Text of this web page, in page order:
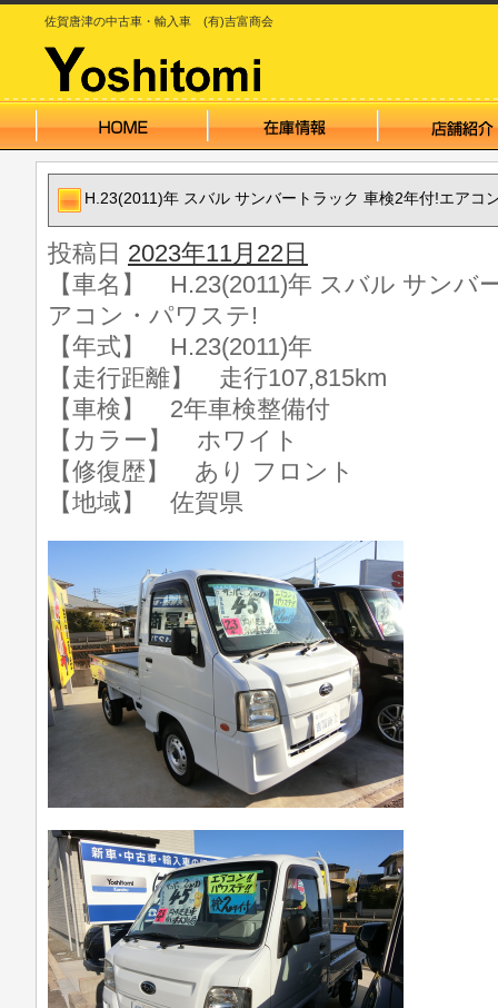
佐賀唐津の中古車・輸入車 (有)吉富商会
H.23(2011)年 スバル サンバートラック 車検2年付!エアコ
投稿日 2023年11月22日
【車名】 H.23(2011)年 スバル サンバ
アコン・パワステ!
【年式】 H.23(2011)年
【走行距離】 走行107,815km
【車検】 2年車検整備付
【カラー】 ホワイト
【修復歴】 あり フロント
【地域】 佐賀県